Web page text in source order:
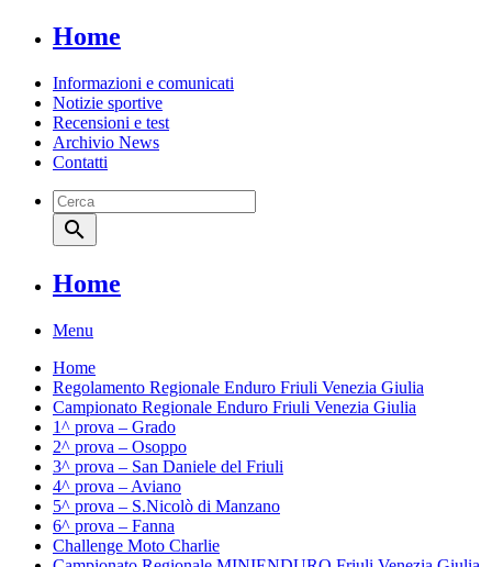
Home
Informazioni e comunicati
Notizie sportive
Recensioni e test
Archivio News
Contatti
search
Home
Menu
Home
Regolamento Regionale Enduro Friuli Venezia Giulia
Campionato Regionale Enduro Friuli Venezia Giulia
1^ prova – Grado
2^ prova – Osoppo
3^ prova – San Daniele del Friuli
4^ prova – Aviano
5^ prova – S.Nicolò di Manzano
6^ prova – Fanna
Challenge Moto Charlie